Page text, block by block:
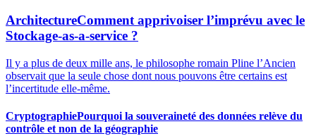
ArchitectureComment apprivoiser l’imprévu avec le
Stockage-as-a-service ?
Il y a plus de deux mille ans, le philosophe romain Pline l’Ancien
observait que la seule chose dont nous pouvons être certains est
l’incertitude elle-même.
CryptographiePourquoi la souveraineté des données relève du
contrôle et non de la géographie